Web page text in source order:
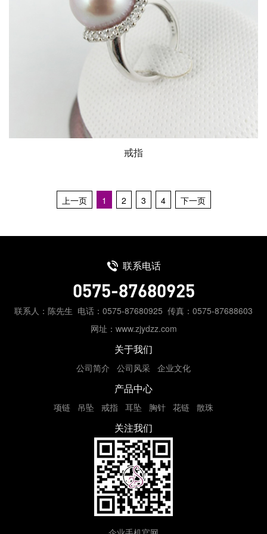
戒指
上一页 1 2 3 4 下一页
联系电话
0575-87680925
联系人：陈先生 电话：0575-87680925 传真：0575-87688603
网址：www.zjydzz.com
关于我们
公司简介 公司风采 企业文化
产品中心
项链 吊坠 戒指 耳坠 胸针 花链 散珠
关注我们